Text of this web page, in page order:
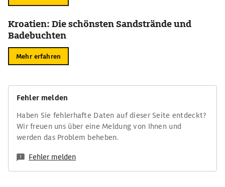
Kroatien: Die schönsten Sandstrände und
Badebuchten
Mehr erfahren
Fehler melden
Haben Sie fehlerhafte Daten auf dieser Seite entdeckt?
Wir freuen uns über eine Meldung von Ihnen und
werden das Problem beheben.
Fehler melden